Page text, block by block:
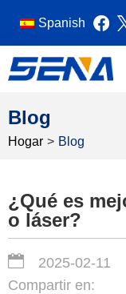
Spanish
Blog
Hogar > Blog
¿Qué es
o láser?
2025-02-11
Compartir en: